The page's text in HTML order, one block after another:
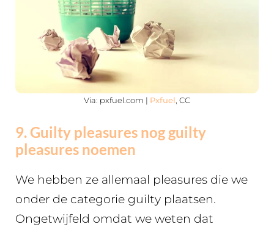
Via: pxfuel.com | Pxfuel , CC
9. Guilty pleasures nog guilty
pleasures noemen
We hebben ze allemaal pleasures die we
onder de categorie guilty plaatsen.
Ongetwijfeld omdat we weten dat